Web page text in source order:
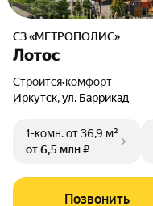
СЗ «МЕТРОПОЛИС»
Лотос
Строится•комфорт
Иркутск, ул. Баррикад
1-комн.от 36,9 м²
от 6,5 млн ₽
Позвонить